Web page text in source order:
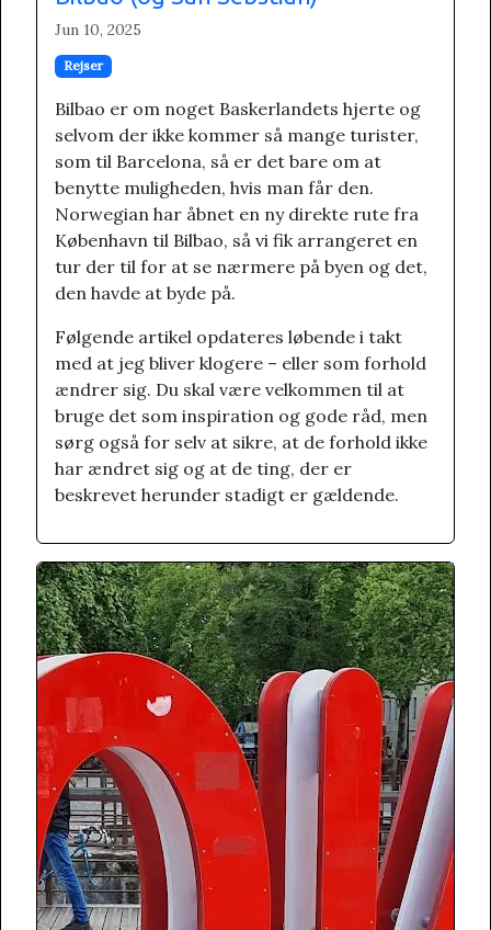
Jun 10, 2025
Rejser
Bilbao er om noget Baskerlandets hjerte og
selvom der ikke kommer så mange turister,
som til Barcelona, så er det bare om at
benytte muligheden, hvis man får den.
Norwegian har åbnet en ny direkte rute fra
København til Bilbao, så vi fik arrangeret en
tur der til for at se nærmere på byen og det,
den havde at byde på.
Følgende artikel opdateres løbende i takt
med at jeg bliver klogere – eller som forhold
ændrer sig. Du skal være velkommen til at
bruge det som inspiration og gode råd, men
sørg også for selv at sikre, at de forhold ikke
har ændret sig og at de ting, der er
beskrevet herunder stadigt er gældende.